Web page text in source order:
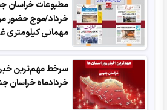
خرداد/موج حضور
مهمانی کیلومتری
خردادماه خراسان